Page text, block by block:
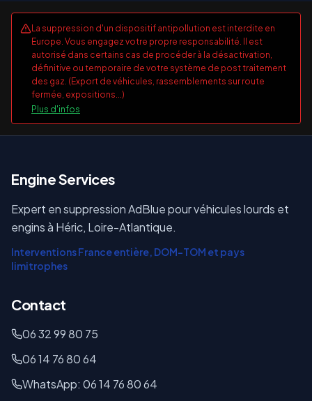
La suppression d'un dispositif antipollution est interdite en
Europe. Vous engagez votre propre responsabilité. Il est
autorisé dans certains cas de procéder à la désactivation,
définitive ou temporaire de votre système de post traitement
des gaz. (Export de véhicules, rassemblements sur route
fermée, expositions...)
Plus d'infos
Engine Services
Expert en suppression AdBlue pour véhicules lourds et
engins à Héric, Loire-Atlantique.
Interventions France entière, DOM-TOM et pays
limitrophes
Contact
06 32 99 80 75
06 14 76 80 64
WhatsApp: 06 14 76 80 64